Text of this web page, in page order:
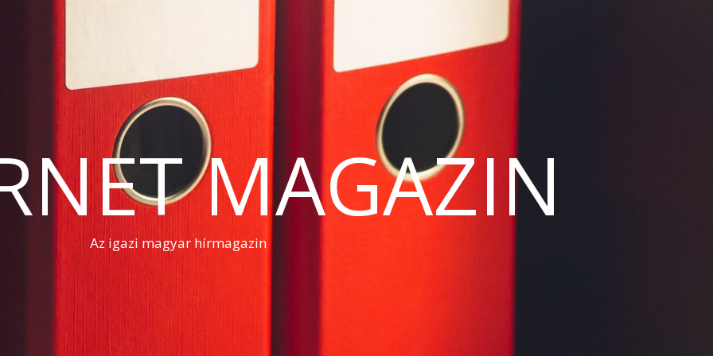
MAGAZIN
Az igazi magyar hírmagazin